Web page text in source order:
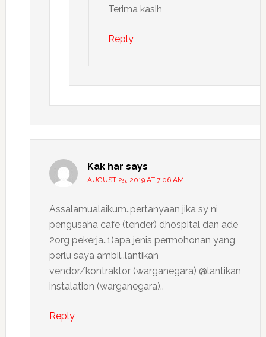
Terima kasih
Reply
Kak har says
AUGUST 25, 2019 AT 7:06 AM
Assalamualaikum..pertanyaan jika sy ni
pengusaha cafe (tender) dhospital dan ade
2org pekerja..1)apa jenis permohonan yang
perlu saya ambil..lantikan
vendor/kontraktor (warganegara) @lantikan
instalation (warganegara)..
Reply